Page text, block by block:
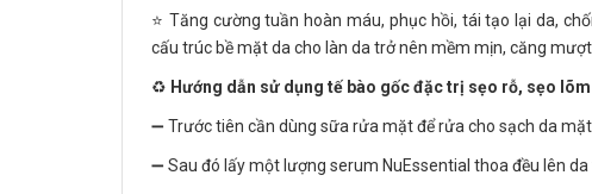
⭐️ Tăng cường tuần hoàn máu, phục hồi, tái tạo lại da,
cấu trúc bề mặt da cho làn da trở nên mềm mịn, căng mượt.
♻️ Hướng dẫn sử dụng tế bào gốc đặc trị sẹo rỗ, sẹo
➖ Trước tiên cần dùng sữa rửa mặt để rửa cho sạch da mặt.
➖ Sau đó lấy một lượng serum NuEssential thoa đều lên